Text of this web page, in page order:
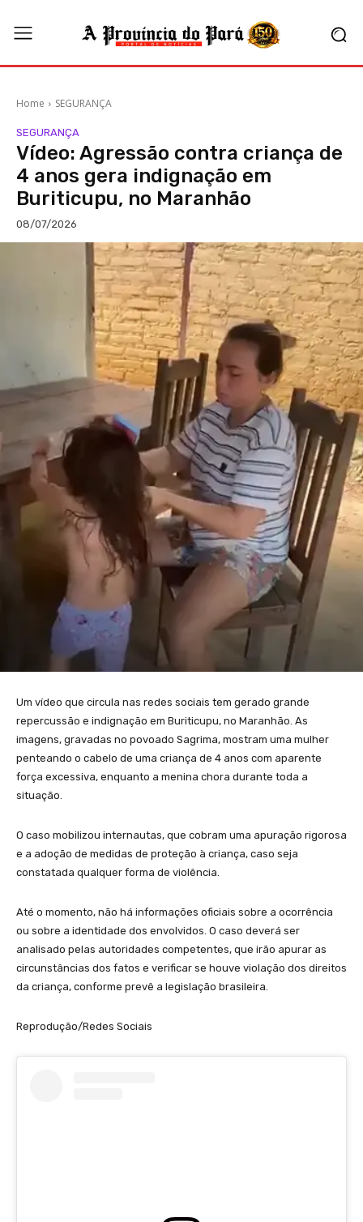
Home SEGURANÇA
SEGURANÇA
Vídeo: Agressão contra criança de
4 anos gera indignação em
Buriticupu, no Maranhão
08/07/2026
Um vídeo que circula nas redes sociais tem gerado grande
repercussão e indignação em Buriticupu, no Maranhão. As
imagens, gravadas no povoado Sagrima, mostram uma mulher
penteando o cabelo de uma criança de 4 anos com aparente
força excessiva, enquanto a menina chora durante toda a
situação.
O caso mobilizou internautas, que cobram uma apuração rigorosa
e a adoção de medidas de proteção à criança, caso seja
constatada qualquer forma de violência.
Até o momento, não há informações oficiais sobre a ocorrência
ou sobre a identidade dos envolvidos. O caso deverá ser
analisado pelas autoridades competentes, que irão apurar as
circunstâncias dos fatos e verificar se houve violação dos direitos
da criança, conforme prevê a legislação brasileira.
Reprodução/Redes Sociais